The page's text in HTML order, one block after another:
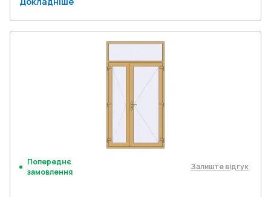
Попереднє
замовлення
Залиште відгук